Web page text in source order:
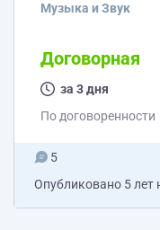
вашего гонорара. Просьба прикрепить к заявке демо
Музыка и Звук
Договорная
за 3 дня
По договоренности
5
Опубликовано 5 лет